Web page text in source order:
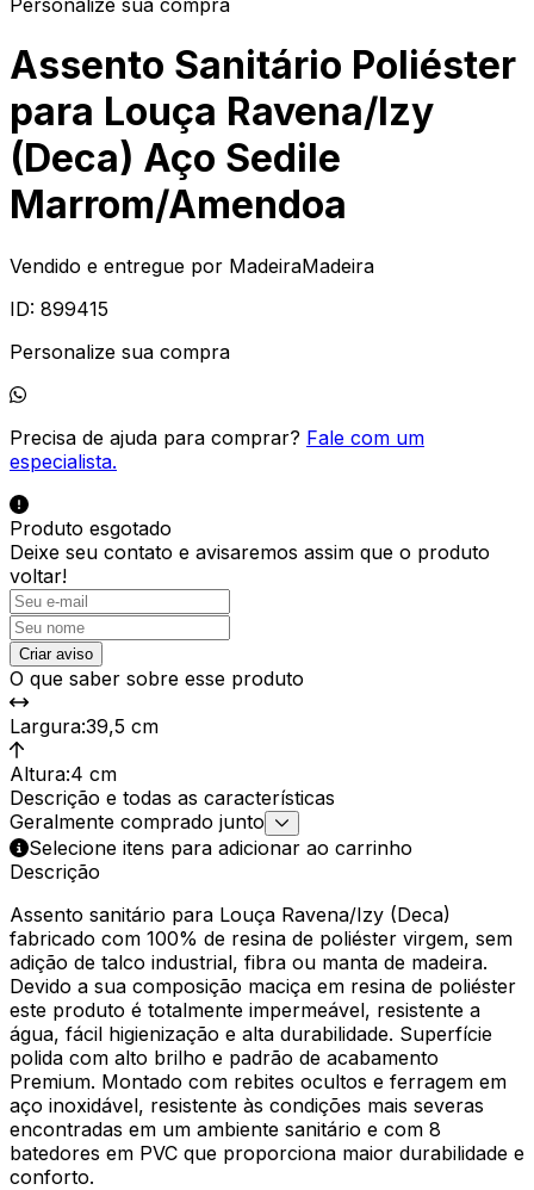
Assento Sanitário Poliéster
para Louça Ravena/Izy
(Deca) Aço Sedile
Marrom/Amendoa
Vendido e entregue por MadeiraMadeira
ID: 899415
Personalize sua compra
Precisa de ajuda para comprar? Fale com um
especialista.
Produto esgotado
Deixe seu contato e avisaremos assim que o produto
voltar!
Criar aviso
O que saber sobre esse produto
Largura:39,5 cm
Altura:4 cm
Descrição e todas as características
Geralmente comprado junto
Selecione itens para adicionar ao carrinho
Descrição
Assento sanitário para Louça Ravena/Izy (Deca)
fabricado com 100% de resina de poliéster virgem, sem
adição de talco industrial, fibra ou manta de madeira.
Devido a sua composição maciça em resina de poliéster
este produto é totalmente impermeável, resistente a
água, fácil higienização e alta durabilidade. Superfície
polida com alto brilho e padrão de acabamento
Premium. Montado com rebites ocultos e ferragem em
aço inoxidável, resistente às condições mais severas
encontradas em um ambiente sanitário e com 8
batedores em PVC que proporciona maior durabilidade e
conforto.